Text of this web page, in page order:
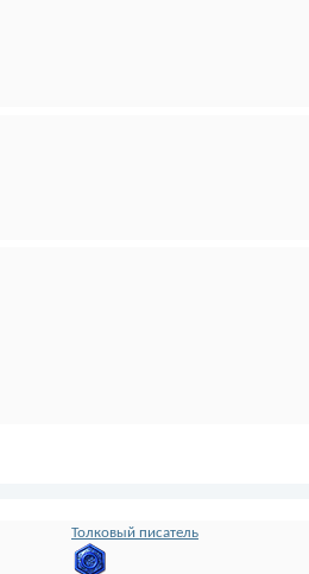
Толковый писатель